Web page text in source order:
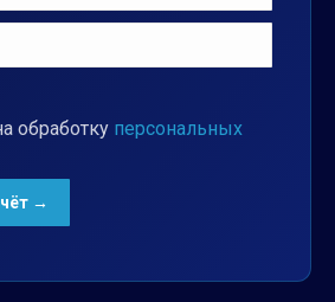
обработку персональных